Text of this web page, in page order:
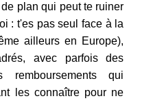
plan qui peut te ruiner
: t'es pas seul face à la
ailleurs en Europe),
avec parfois des
remboursements qui
les connaître pour ne